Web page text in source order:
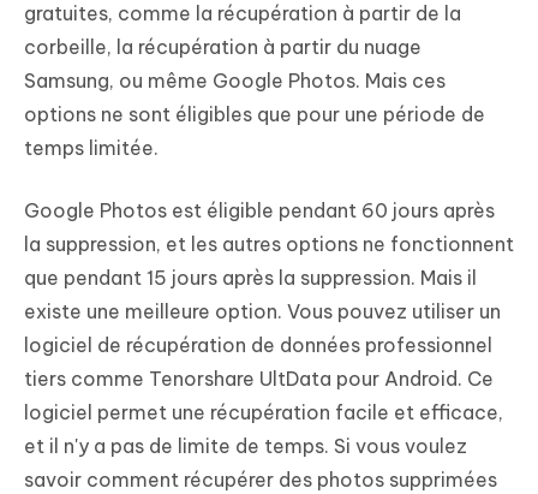
gratuites, comme la récupération à partir de la
corbeille, la récupération à partir du nuage
Samsung, ou même Google Photos. Mais ces
options ne sont éligibles que pour une période de
temps limitée.
Google Photos est éligible pendant 60 jours après
la suppression, et les autres options ne fonctionnent
que pendant 15 jours après la suppression. Mais il
existe une meilleure option. Vous pouvez utiliser un
logiciel de récupération de données professionnel
tiers comme Tenorshare UltData pour Android. Ce
logiciel permet une récupération facile et efficace,
et il n'y a pas de limite de temps. Si vous voulez
savoir comment récupérer des photos supprimées